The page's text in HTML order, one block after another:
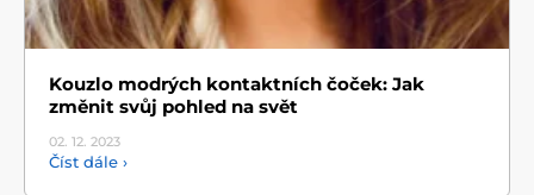
Kouzlo modrých kontaktních čoček: Jak
změnit svůj pohled na svět
02. 12. 2023
Číst dále ›